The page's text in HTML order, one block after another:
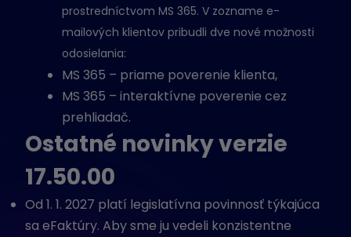
prostredníctvom MS 365. V zozname e-
mailových klientov pribudli dve nové možnosti
odosielania:
MS 365 – priame poverenie klienta,
MS 365 – interaktívne poverenie cez
prehliadač.
Ostatné novinky verzie
17.50.00
Od 1. 1. 2027 platí legislatívna povinnosť týkajúca
sa eFaktúry. Aby sme ju vedeli konzistentne